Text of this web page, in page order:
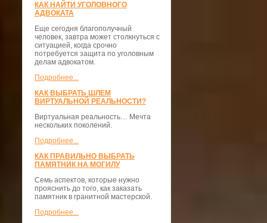
КАК НАЙТИ УГОЛОВНОГО
АДВОКАТА
Еще сегодня благополучный
человек, завтра может столкнуться с
ситуацией, когда срочно
потребуется защита по уголовным
делам адвокатом.
Подробнее...
КАК ВЫБРАТЬ ШЛЕМ
ВИРТУАЛЬНОЙ РЕАЛЬНОСТИ?
Виртуальная реальность… Мечта
нескольких поколений.
Подробнее...
КАК ПРАВИЛЬНО ВЫБРАТЬ
ПАМЯТНИК НА МОГИЛУ
Семь аспектов, которые нужно
прояснить до того, как заказать
памятник в гранитной мастерской.
Подробнее...